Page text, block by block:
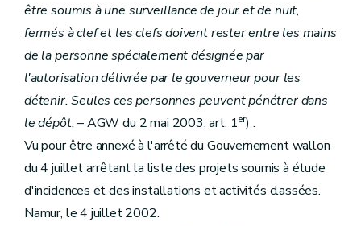
être soumis à une surveillance de jour et de nuit,
fermés à clef et les clefs doivent rester entre les mains
de la personne spécialement désignée par
l'autorisation délivrée par le gouverneur pour les
détenir. Seules ces personnes peuvent pénétrer dans
le dépôt.– AGW du 2 mai 2003, art. 1er) .
Vu pour être annexé à l'arrêté du Gouvernement wallon
du 4 juillet arrêtant la liste des projets soumis à étude
d'incidences et des installations et activités classées.
Namur, le 4 juillet 2002.